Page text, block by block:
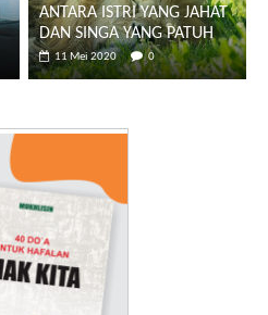
ANTARA ISTRI YANG JAHAT
DAN SINGA YANG PATUH
11 Mei 2020 0